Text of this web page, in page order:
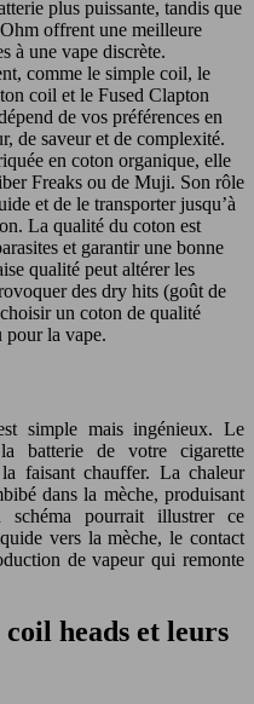
plus puissante, tandis que
offrent une meilleure
à une vape discrète.
comme le simple coil, le
coil et le Fused Clapton
de vos préférences en
de saveur et de complexité.
en coton organique, elle
Freaks ou de Muji. Son rôle
et de le transporter jusqu’à
La qualité du coton est
et garantir une bonne
qualité peut altérer les
des dry hits (goût de
un coton de qualité
pour la vape.
simple mais ingénieux. Le
batterie de votre cigarette
faisant chauffer. La chaleur
dans la mèche, produisant
pourrait illustrer ce
vers la mèche, le contact
de vapeur qui remonte
heads et leurs